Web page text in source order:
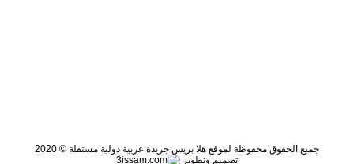
جميع الحقوق محفوظة لموقع هلا بريس جريدة عربية دولية مستقلة © 2020
تصميم وتطوير